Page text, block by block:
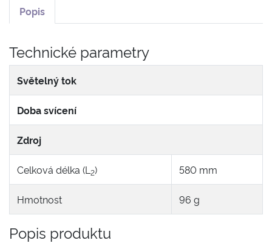
Popis
Technické parametry
Světelný tok
Doba svícení
Zdroj
Celková délka (L2) 580 mm
Hmotnost 96 g
Popis produktu